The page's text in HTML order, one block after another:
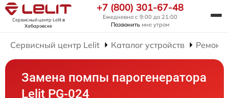
Сервисный центр Lelitв
Хабаровске
+7 (800) 301-67-48
Ежедневно с 9:00 до 21:00
Позвонить мне утром
Сервисный центр Lelit Каталог устройств Ремонт
Замена помпы парогенератора
Lelit PG-024